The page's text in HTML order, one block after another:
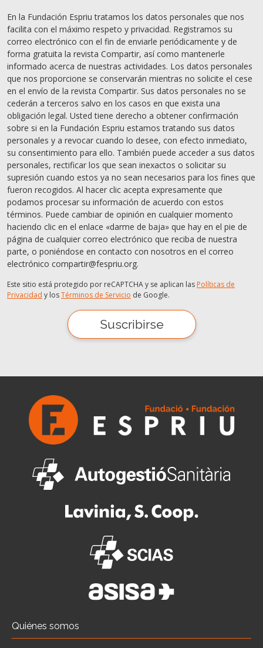
En la Fundación Espriu tratamos los datos personales que nos
facilita con el máximo respeto y privacidad. Registramos su
correo electrónico con el fin de enviarle periódicamente y de
forma gratuita la revista Compartir, así como mantenerle
informado acerca de nuestras actividades. Los datos personales
que nos proporcione se conservarán mientras no solicite el cese
en el envío de la revista Compartir. Sus datos personales no se
cederán a terceros salvo en los casos en que exista una
obligación legal. Usted tiene derecho a obtener confirmación
sobre si en la Fundación Espriu estamos tratando sus datos
personales y a revocar cuando lo desee, con efecto inmediato,
su consentimiento para ello. También puede acceder a sus datos
personales, rectificar los que sean inexactos o solicitar su
supresión cuando estos ya no sean necesarios para los fines que
fueron recogidos. Al hacer clic acepta expresamente que
podamos procesar su información de acuerdo con estos
términos. Puede cambiar de opinión en cualquier momento
haciendo clic en el enlace «darme de baja» que hay en el pie de
página de cualquier correo electrónico que reciba de nuestra
parte, o poniéndose en contacto con nosotros en el correo
electrónico compartir@fespriu.org.
Este sitio está protegido por reCAPTCHA y se aplican las Políticas de
Privacidad y losTérminos de Servicio de Google.
Quiénes somos